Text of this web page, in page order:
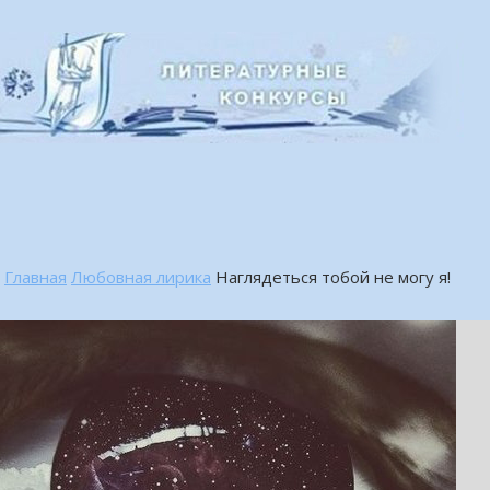
Главная Любовная лирика Наглядеться тобой не могу я!